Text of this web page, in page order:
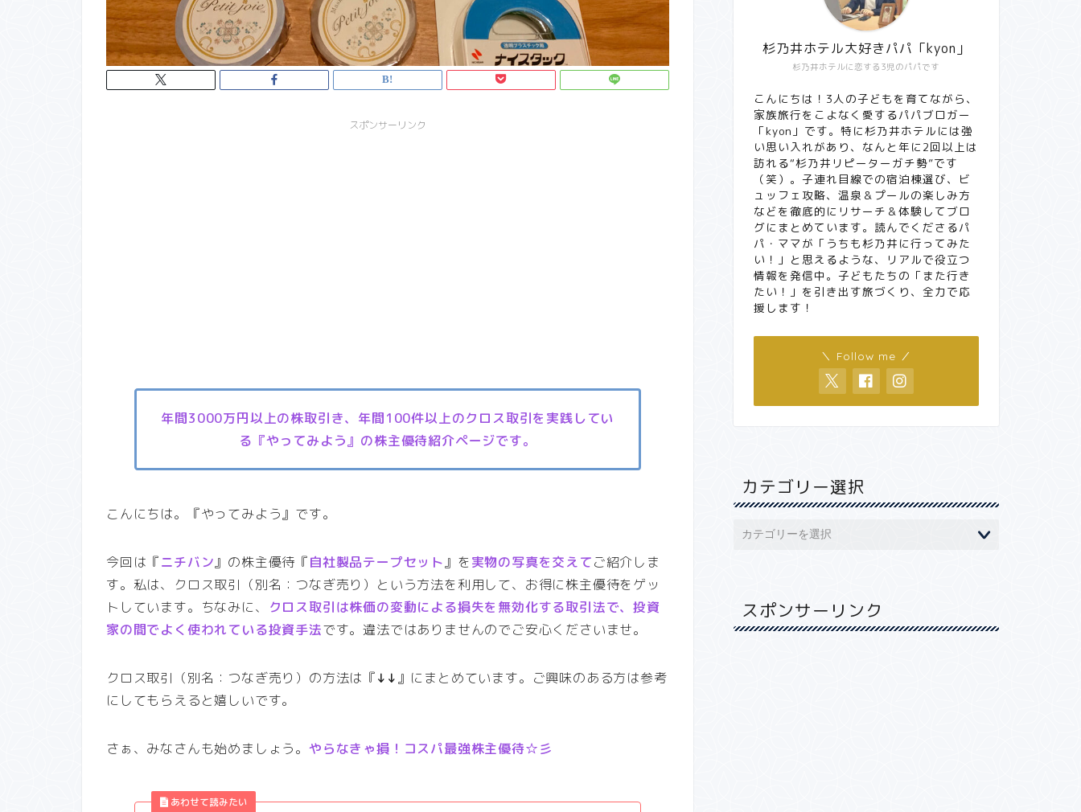
スポンサーリンク
年間3000万円以上の株取引き、年間100件以上のクロス取引を実践してい
る『やってみよう』の株主優待紹介ページです。
こんにちは。『やってみよう』です。
今回は『ニチバン』の株主優待『自社製品テープセット』を実物の写真を交えてご紹介しま
す。私は、クロス取引（別名：つなぎ売り）という方法を利用して、お得に株主優待をゲッ
トしています。ちなみに、
クロス取引は株価の変動による損失を無効化する取引法で、投資
家の間でよく使われている投資手法です。違法ではありませんのでご安心くださいませ。
クロス取引（別名：つなぎ売り）の方法は『↓↓』にまとめています。ご興味のある方は参考
にしてもらえると嬉しいです。
さぁ、みなさんも始めましょう。 やらなきゃ損！コスパ最強株主優待☆彡
杉乃井ホテルに恋する3児のパパです
杉乃井ホテル大好きパパ「kyon」
こんにちは！3人の子どもを育てながら、
家族旅行をこよなく愛するパパブロガー
「kyon」です。特に杉乃井ホテルには強
い思い入れがあり、なんと年に2回以上は
訪れる“杉乃井リピーターガチ勢”です
（笑）。子連れ目線での宿泊棟選び、ビ
ュッフェ攻略、温泉＆プールの楽しみ方
などを徹底的にリサーチ＆体験してブロ
グにまとめています。読んでくださるパ
パ・ママが「うちも杉乃井に行ってみた
い！」と思えるような、リアルで役立つ
情報を発信中。子どもたちの「また行き
たい！」を引き出す旅づくり、全力で応
援します！
＼ Follow me ／
カテゴリー選択
スポンサーリンク